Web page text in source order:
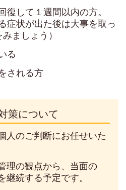
復して１週間以内の方。
症状が出た後は大事を取っ
ましょう）
る
される方
策について
人のご判断にお任せいた
理の観点から、当面の
継続する予定です。